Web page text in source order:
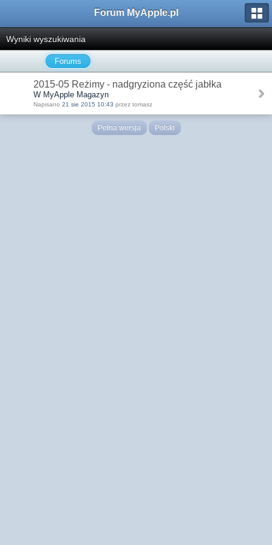
Forum MyApple.pl
Wyniki wyszukiwania
Forums
2015-05 Reżimy - nadgryziona część jabłka
W MyApple Magazyn
Napisano 21 sie 2015 10:43 przez tomasz
Pełna wersja Polski